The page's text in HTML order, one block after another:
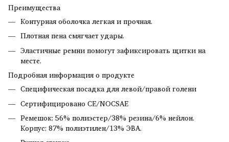
Преимущества
Контурная оболочка легкая и прочная.
Плотная пена смягчает удары.
Эластичные ремни помогут зафиксировать щитки на
месте.
Подробная информация о продукте
Специфическая посадка для левой/правой голени
Сертифицировано CE/NOCSAE
Ремешок: 56% полиэстер/38% резина/6% нейлон.
Корпус: 87% полиэтилен/13% ЭВА.